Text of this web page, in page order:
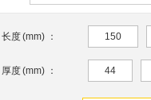
长度(mm) ： 150
厚度(mm) ： 44